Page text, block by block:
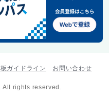
ガイドライン お問い合わせ
All rights reserved.